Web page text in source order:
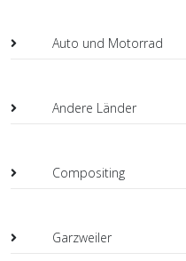
Auto und Motorrad
Andere Länder
Compositing
Garzweiler